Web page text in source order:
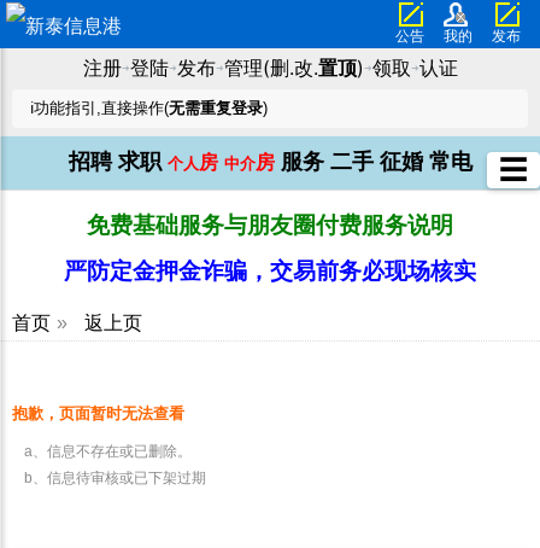
公告 我的 发布
注册➜登陆➜发布➜管理(删.改.置顶) ➜领取 ➜认证
ℹ️功能指引,直接操作(无需重复登录)
招聘 求职 个人 房 中介房 服务 二手 征婚 常电
免费基础服务与朋友圈付费服务说明
严防定金押金诈骗，交易前务必现场核实
首页 » 返上页
抱歉，页面暂时无法查看
a、信息不存在或已删除。
b、信息待审核或已下架过期
☰